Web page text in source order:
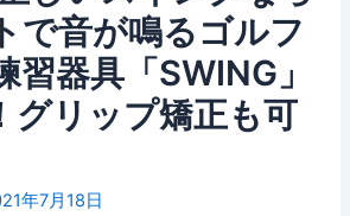
で音が鳴るゴルフ
習器具「SWING」
グリップ矯正も可
年7月18日